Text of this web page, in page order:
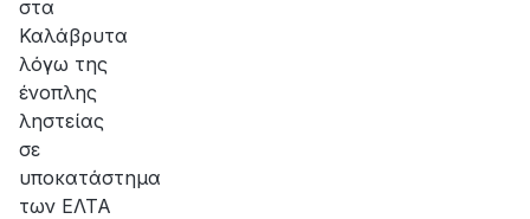
στα
Καλάβρυτα
λόγω της
ένοπλης
ληστείας
σε
υποκατάστημα
των ΕΛΤΑ